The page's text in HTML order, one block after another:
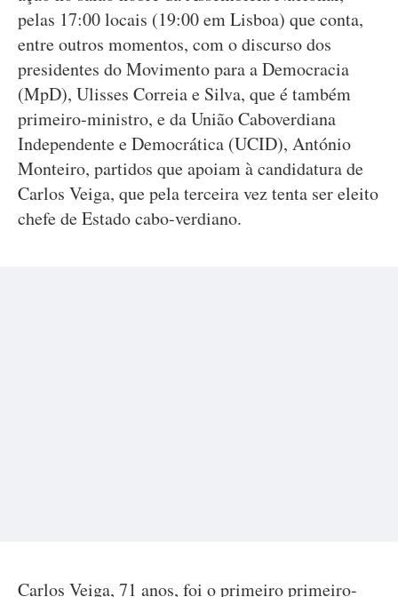
pelas 17:00 locais (19:00 em Lisboa) que conta,
entre outros momentos, com o discurso dos
presidentes do Movimento para a Democracia
(MpD), Ulisses Correia e Silva, que é também
primeiro-ministro, e da União Caboverdiana
Independente e Democrática (UCID), António
Monteiro, partidos que apoiam à candidatura de
Carlos Veiga, que pela terceira vez tenta ser eleito
chefe de Estado cabo-verdiano.
Carlos Veiga, 71 anos, foi o primeiro primeiro-